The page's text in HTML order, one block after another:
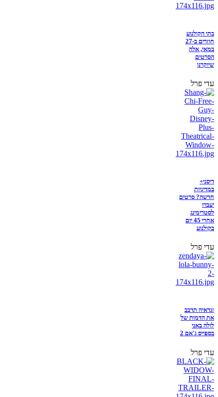
בתי הקולנוע
חוזרים ב-27
במאי, אלה
הסרטים
שיוקרנו
עדי פרל
דיסני+
במדיניות
חדשה? סרטים
יעברו
לסטרימינג
אחרי 45 יום
בקולנוע
עדי פרל
זנדאיה תדבב
את הדמות של
לולה באני
בספייס ג'אם 2
עדי פרל